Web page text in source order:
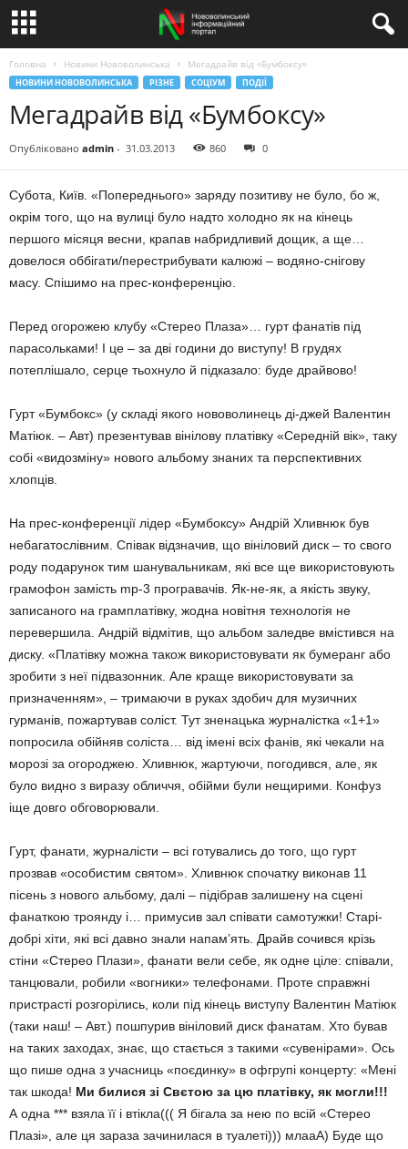
Головна Новини Нововолинська Мегадрайв від «Бумбоксу»
НОВИНИ НОВОВОЛИНСЬКА РІЗНЕ СОЦІУМ ПОДІЇ
Мегадрайв від «Бумбоксу»
Опубліковано admin - 31.03.2013 860 0
Субота, Київ. «Попереднього» заряду позитиву не було, бо ж,
окрім того, що на вулиці було надто холодно як на кінець
першого місяця весни, крапав набридливий дощик, а ще…
довелося оббігати/перестрибувати калюжі – водяно-снігову
масу. Спішимо на прес-конференцію.
Перед огорожею клубу «Стерео Плаза»… гурт фанатів під
парасольками! І це – за дві години до виступу! В грудях
потеплішало, серце тьохнуло й підказало: буде драйвово!
Гурт «Бумбокс» (у складі якого нововолинець ді-джей Валентин
Матіюк. – Авт) презентував вінілову платівку «Середній вік», таку
собі «видозміну» нового альбому знаних та перспективних
хлопців.
На прес-конференції лідер «Бумбоксу» Андрій Хливнюк був
небагатослівним. Співак відзначив, що вініловий диск – то свого
роду подарунок тим шанувальникам, які все ще використовують
грамофон замість mp-3 програвачів. Як-не-як, а якість звуку,
записаного на грамплатівку, жодна новітня технологія не
перевершила. Андрій відмітив, що альбом заледве вмістився на
диску. «Платівку можна також використовувати як бумеранг або
зробити з неї підвазонник. Але краще використовувати за
призначенням», – тримаючи в руках здобич для музичних
гурманів, пожартував соліст. Тут зненацька журналістка «1+1»
попросила обійняв соліста… від імені всіх фанів, які чекали на
морозі за огороджею. Хливнюк, жартуючи, погодився, але, як
було видно з виразу обличчя, обійми були нещирими. Конфуз
іще довго обговорювали.
Гурт, фанати, журналісти – всі готувались до того, що гурт
прозвав «особистим святом». Хливнюк спочатку виконав 11
пісень з нового альбому, далі – підібрав залишену на сцені
фанаткою троянду і… примусив зал співати самотужки! Старі-
добрі хіти, які всі давно знали напам’ять. Драйв сочився крізь
стіни «Стерео Плази», фанати вели себе, як одне ціле: співали,
танцювали, робили «вогники» телефонами. Проте справжні
пристрасті розгорілись, коли під кінець виступу Валентин Матіюк
(таки наш! – Авт.) пошпурив вініловий диск фанатам. Хто бував
на таких заходах, знає, що стається з такими «сувенірами». Ось
що пише одна з учасниць «поєдинку» в офгрупі концерту: «Мені
так шкода! Ми билися зі Свєтою за цю платівку, як могли!!!
А одна *** взяла її і втікла((( Я бігала за нею по всій «Стерео
Плазі», але ця зараза зачинилася в туалеті))) млааА) Буде що